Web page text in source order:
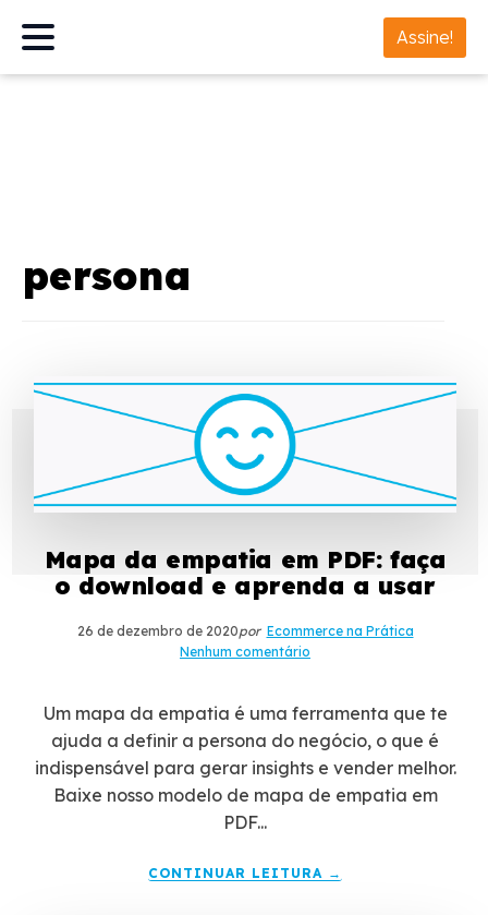
Assine!
persona
Mapa da empatia em PDF: faça
o download e aprenda a usar
26 de dezembro de 2020por Ecommerce na Prática
Nenhum comentário
Um mapa da empatia é uma ferramenta que te
ajuda a definir a persona do negócio, o que é
indispensável para gerar insights e vender melhor.
Baixe nosso modelo de mapa de empatia em
PDF...
CONTINUAR LEITURA →